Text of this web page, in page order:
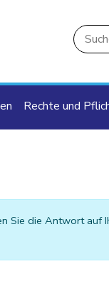
Rechte und
Sie die Antwort auf